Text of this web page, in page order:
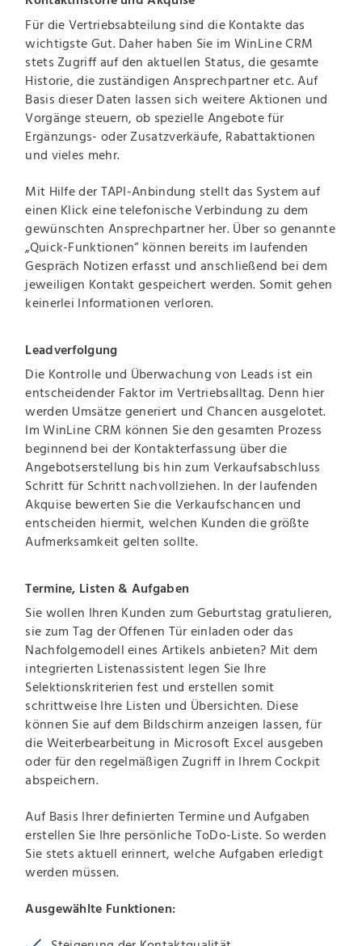
Für die Vertriebsabteilung sind die Kontakte das
wichtigste Gut. Daher haben Sie im WinLine CRM
stets Zugriff auf den aktuellen Status, die gesamte
Historie, die zuständigen Ansprechpartner etc. Auf
Basis dieser Daten lassen sich weitere Aktionen und
Vorgänge steuern, ob spezielle Angebote für
Ergänzungs- oder Zusatzverkäufe, Rabattaktionen
und vieles mehr.
Mit Hilfe der TAPI-Anbindung stellt das System auf
einen Klick eine telefonische Verbindung zu dem
gewünschten Ansprechpartner her. Über so genannte
„Quick-Funktionen“ können bereits im laufenden
Gespräch Notizen erfasst und anschließend bei dem
jeweiligen Kontakt gespeichert werden. Somit gehen
keinerlei Informationen verloren.
Leadverfolgung
Die Kontrolle und Überwachung von Leads ist ein
entscheidender Faktor im Vertriebsalltag. Denn hier
werden Umsätze generiert und Chancen ausgelotet.
Im WinLine CRM können Sie den gesamten Prozess
beginnend bei der Kontakterfassung über die
Angebotserstellung bis hin zum Verkaufsabschluss
Schritt für Schritt nachvollziehen. In der laufenden
Akquise bewerten Sie die Verkaufschancen und
entscheiden hiermit, welchen Kunden die größte
Aufmerksamkeit gelten sollte.
Termine, Listen & Aufgaben
Sie wollen Ihren Kunden zum Geburtstag gratulieren,
sie zum Tag der Offenen Tür einladen oder das
Nachfolgemodell eines Artikels anbieten? Mit dem
integrierten Listenassistent legen Sie Ihre
Selektionskriterien fest und erstellen somit
schrittweise Ihre Listen und Übersichten. Diese
können Sie auf dem Bildschirm anzeigen lassen, für
die Weiterbearbeitung in Microsoft Excel ausgeben
oder für den regelmäßigen Zugriff in Ihrem Cockpit
abspeichern.
Auf Basis Ihrer definierten Termine und Aufgaben
erstellen Sie Ihre persönliche ToDo-Liste. So werden
Sie stets aktuell erinnert, welche Aufgaben erledigt
werden müssen.
Ausgewählte Funktionen: